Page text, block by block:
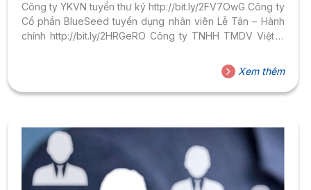
Công ty YKVN tuyển thư ký http://bit.ly/2FV7OwG Công ty
Cổ phần BlueSeed tuyển dụng nhân viên Lễ Tân – Hành
chính http://bit.ly/2HRGeRO Công ty TNHH TMDV Việt Ý
đoàn Mai Linh tuyển dụng nv Nhân sự và Lễ tân
https://bit.ly/2INFMFs TMF Group – Recruit HR Trainee
https://bit.ly/2pD6NmW Dành cho sinh viên ngành
http://bit.ly/2Iozj3j Du...
Xem thêm